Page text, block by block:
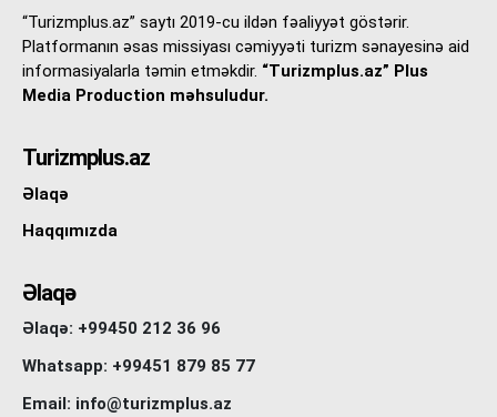
“Turizmplus.az” saytı 2019-cu ildən fəaliyyət göstərir.
Platformanın əsas missiyası cəmiyyəti turizm sənayesinə aid
informasiyalarla təmin etməkdir. “Turizmplus.az” Plus
Media Production məhsuludur.
Turizmplus.az
Əlaqə
Haqqımızda
Əlaqə
Əlaqə: +99450 212 36 96
Whatsapp: +99451 879 85 77
Email: info@turizmplus.az